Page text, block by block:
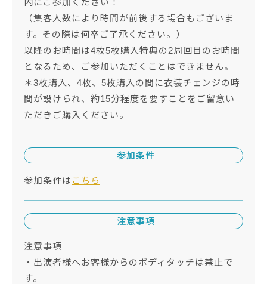
（集客人数により時間が前後する場合もございま
す。その際は何卒ご了承ください。）
以降のお時間は4枚5枚購入特典の2周回目のお時間
となるため、ご参加いただくことはできません。
＊3枚購入、4枚、5枚購入の間に衣装チェンジの時
間が設けられ、約15分程度を要すことをご留意い
ただきご購入ください。
参加条件
参加条件は こちら
注意事項
注意事項
・出演者様へお客様からのボディタッチは禁止で
す。